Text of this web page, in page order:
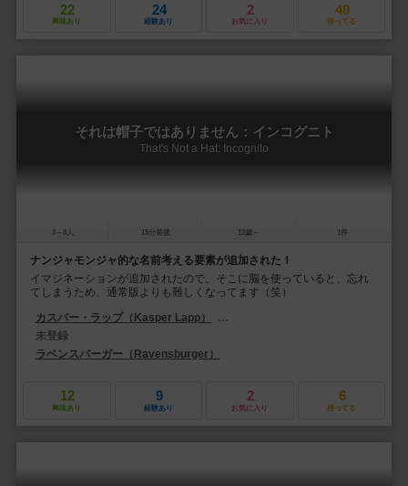
22
興味あり
24
経験あり
2
お気に入り
40
持ってる
それは帽子ではありません：インコグニト
That's Not a Hat: Incognito
3～8人 15分前後 12歳～ 1件
ナンジャモンジャ的な名前考える要素が追加された！
イマジネーションが追加されたので、そこに脳を使っていると、忘れ
てしまうため、通常版よりも難しくなってます（笑）
カスパー・ラップ（Kasper Lapp）
ヨハン・セルヴェ（Yohan Servais）
未登録
ラベンスバーガー（Ravensburger）
12
興味あり
9
経験あり
2
お気に入り
6
持ってる